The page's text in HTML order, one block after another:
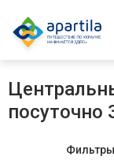
посуточно
Фильтры